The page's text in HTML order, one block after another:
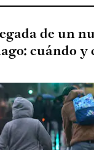
de un
cuándo y